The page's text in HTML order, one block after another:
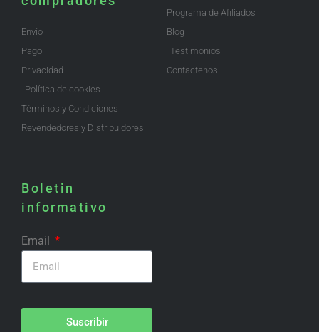
Envío
Pago
Privacidad
Política de cookies
Términos y Condiciones
Revendedores y Distribuidores
Programa de Afiliados
Blog
Testimonios
Contactenos
Boletin
informativo
Email
Suscribir